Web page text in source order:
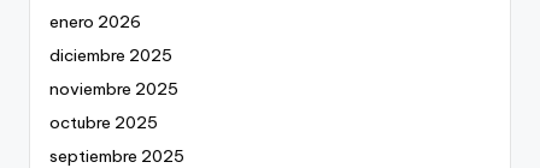
enero 2026
diciembre 2025
noviembre 2025
octubre 2025
septiembre 2025